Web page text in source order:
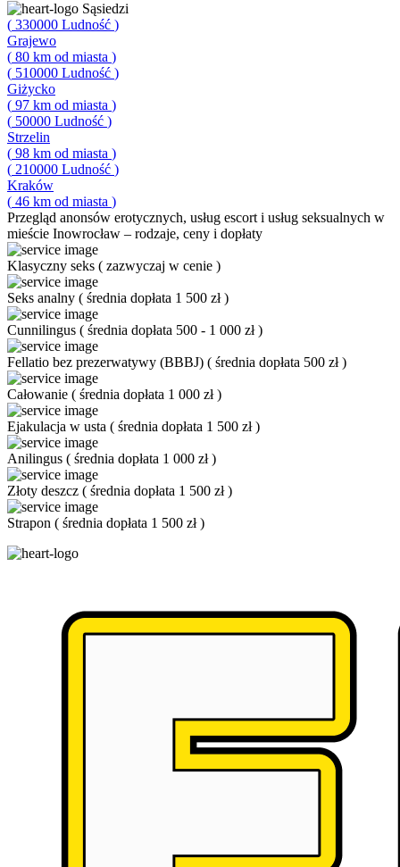
Sąsiedzi
( 330000 Ludność )
Grajewo
( 80 km od miasta )
( 510000 Ludność )
Giżycko
( 97 km od miasta )
( 50000 Ludność )
Strzelin
( 98 km od miasta )
( 210000 Ludność )
Kraków
( 46 km od miasta )
Przegląd anonsów erotycznych, usług escort i usług seksualnych w
mieście Inowrocław – rodzaje, ceny i dopłaty
Klasyczny seks ( zazwyczaj w cenie )
Seks analny ( średnia dopłata 1 500 zł)
Cunnilingus ( średnia dopłata 500 - 1 000 zł)
Fellatio bez prezerwatywy (BBBJ) ( średnia dopłata 500 zł)
Całowanie ( średnia dopłata 1 000 zł)
Ejakulacja w usta ( średnia dopłata 1 500 zł)
Anilingus ( średnia dopłata 1 000 zł)
Złoty deszcz ( średnia dopłata 1 500 zł)
Strapon ( średnia dopłata 1 500 zł)